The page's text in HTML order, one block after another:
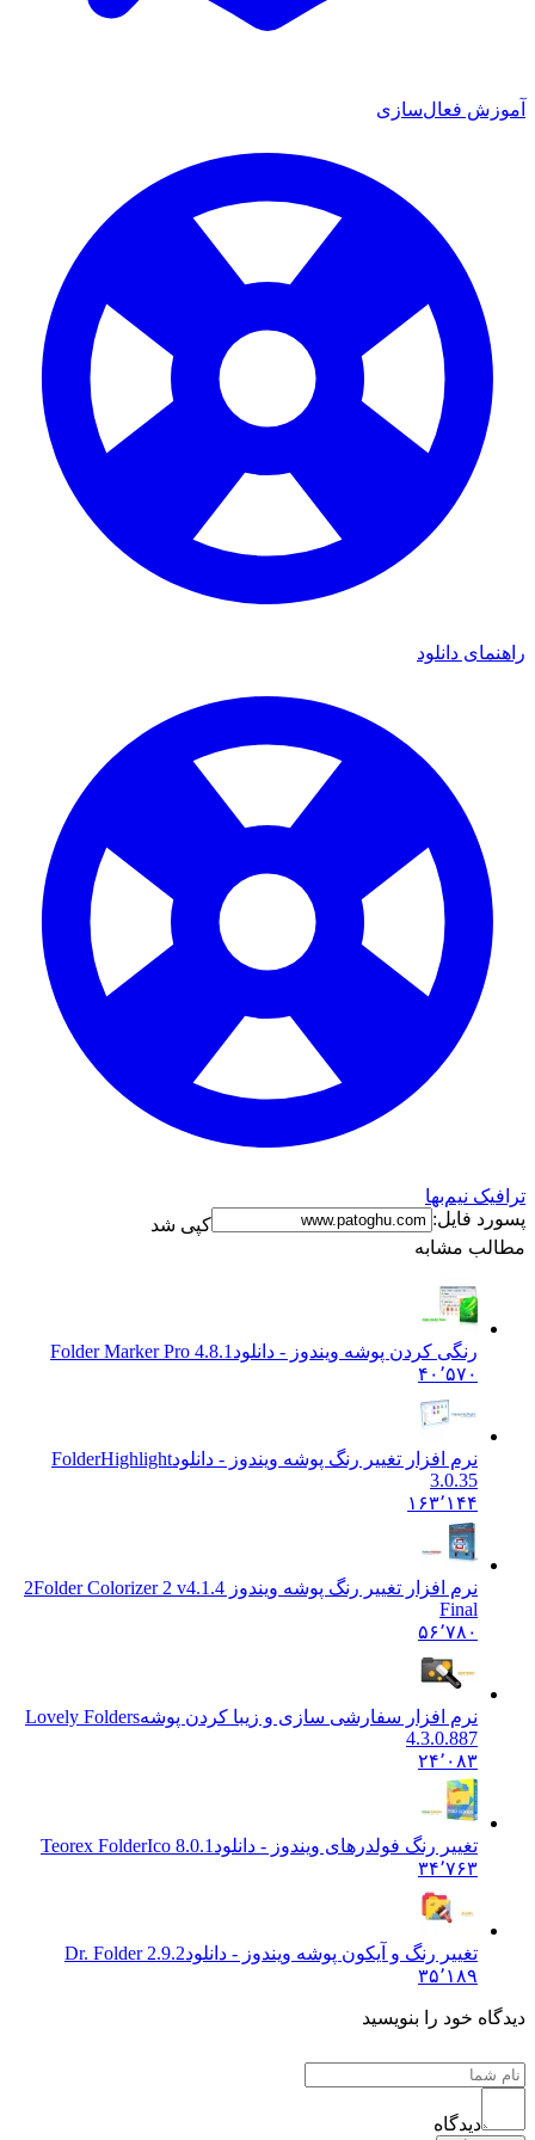
فعال‌سازی
دانلود
نیم‌بها
فایل:
کپی شد
مشابه
رنگی کردن پوشه ویندوز - دانلودFolder Marker Pro 4.8.1
۴۰٬۵۷۰
نرم افزار تغییر رنگ پوشه ویندوز - دانلودFolderHighlight
۱۶۳٬۱۴۴
نرم افزار تغییر رنگ پوشه ویندوز 2Folder Colorizer 2 v4.1.4
۵۶٬۷۸۰
نرم افزار سفارشی سازی و زیبا کردن پوشهLovely Folders
4.3.0.887
۲۴٬۰۸۳
تغییر رنگ فولدرهای ویندوز - دانلودTeorex FolderIco 8.0.1
۳۴٬۷۶۳
تغییر رنگ و آیکون پوشه ویندوز - دانلودDr. Folder 2.9.2
۳۵٬۱۸۹
خود را بنویسید
دیدگاه